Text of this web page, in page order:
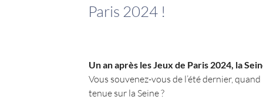
Paris 2024 !
Un an après les Jeux de Paris 2024, la
Vous souvenez-vous de l’été dernier,
tenue sur la Seine ?